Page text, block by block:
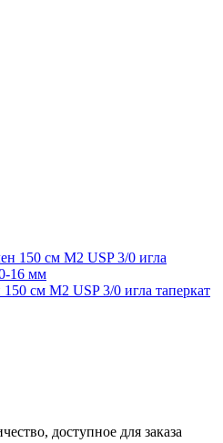
см М2 USP 3/0 игла таперкат
доступное для заказа